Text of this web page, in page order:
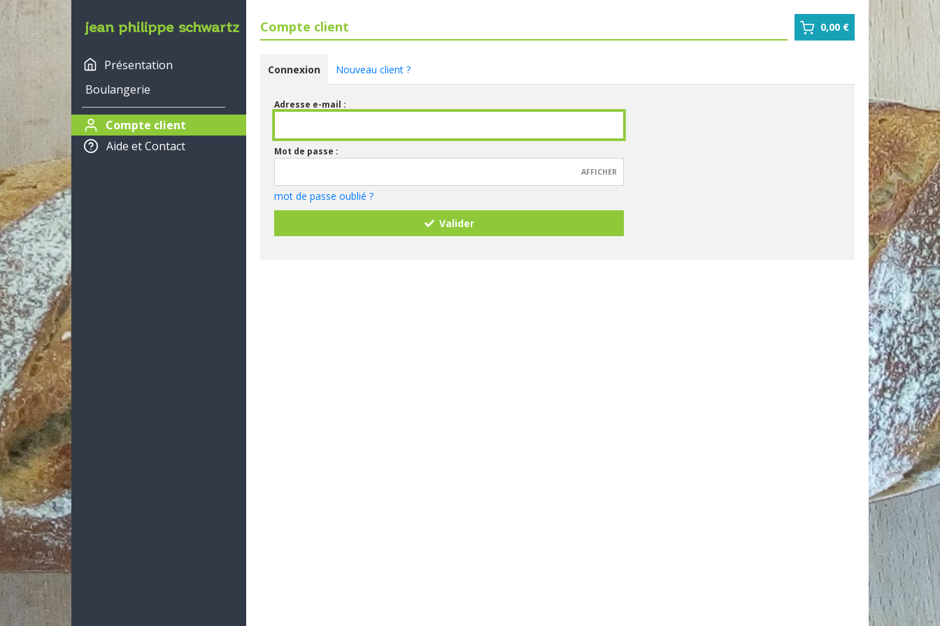
jean philippe schwartz
Présentation
Boulangerie
Compte client
Aide et Contact
0,00 €
Compte client
Connexion Nouveau client ?
Adresse e-mail :
Mot de passe :
AFFICHER
mot de passe oublié ?
Valider